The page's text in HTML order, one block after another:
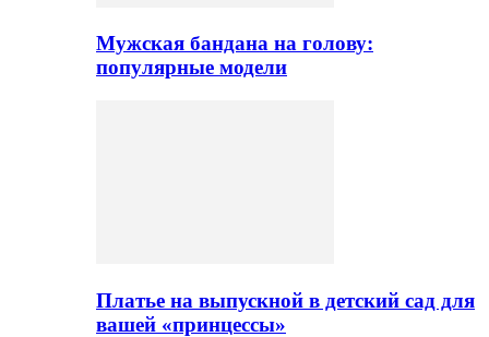
Мужская бандана на голову:
популярные модели
Платье на выпускной в детский сад для
вашей «принцессы»